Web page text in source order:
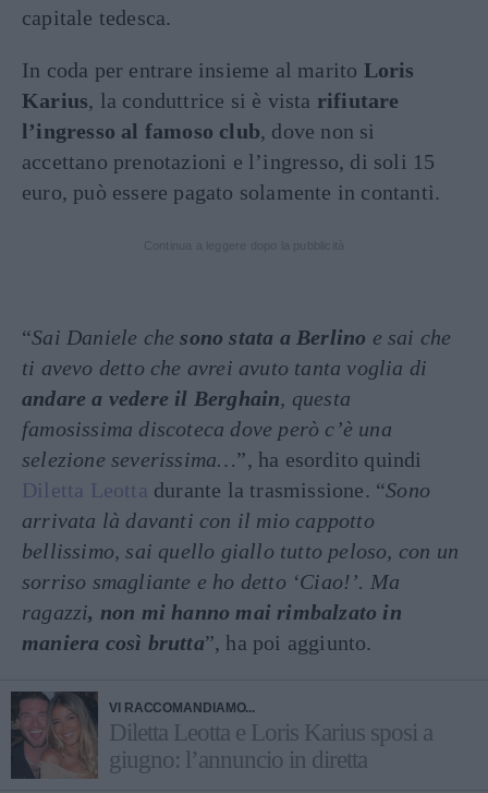
capitale tedesca.
In coda per entrare insieme al marito Loris
Karius, la conduttrice si è vista rifiutare
l’ingresso al famoso club, dove non si
accettano prenotazioni e l’ingresso, di soli 15
euro, può essere pagato solamente in contanti.
“Sai Daniele chesono stata a Berlino e sai che
ti avevo detto che avrei avuto tanta voglia di
andare a vedere il Berghain, questa
famosissima discoteca dove però c’è una
selezione severissima…”, ha esordito quindi
Diletta Leotta durante la trasmissione. “Sono
arrivata là davanti con il mio cappotto
bellissimo, sai quello giallo tutto peloso, con un
sorriso smagliante e ho detto ‘Ciao!’. Ma
ragazzi, non mi hanno mai rimbalzato in
maniera così brutta”, ha poi aggiunto.
VI RACCOMANDIAMO...
Diletta Leotta e Loris Karius sposi a
giugno: l’annuncio in diretta